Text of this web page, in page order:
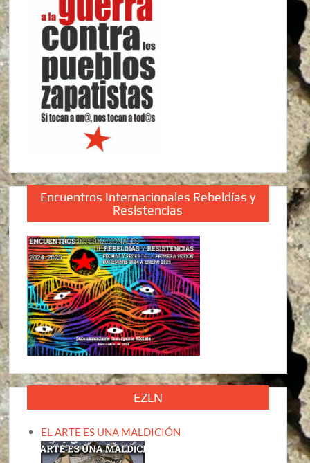
Encuentros Internacionales Rebeldías y
Resistencias
EZLN
EL ARTE ES UNA MALDICIÓN